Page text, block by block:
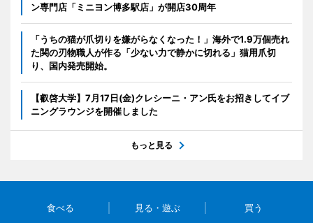
ン専門店「ミニヨン博多駅店」が開店30周年
「うちの猫が爪切りを嫌がらなくなった！」海外で1.9万個売れ
た関の刃物職人が作る「少ない力で静かに切れる」猫用爪切
り、国内発売開始。
【叡啓大学】7月17日(金)クレシーニ・アン氏をお招きしてイブ
ニングラウンジを開催しました
もっと見る
食べる 見る・遊ぶ 買う